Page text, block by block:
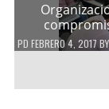
PD FEBRERO 4, 2017